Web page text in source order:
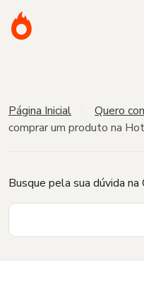
Página Inicial Quero
comprar um produto na
Busque pela sua dúvida